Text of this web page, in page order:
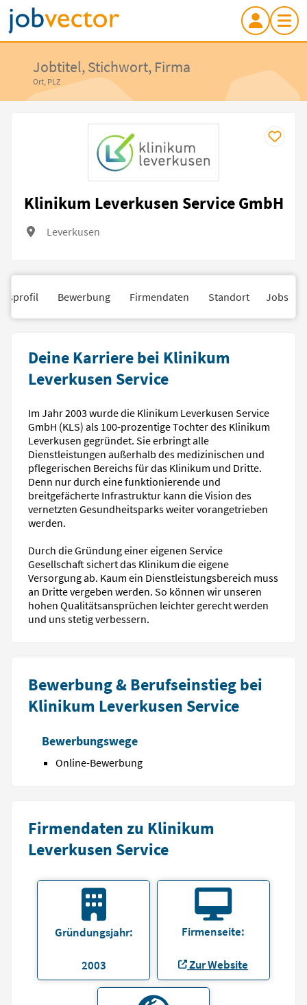
Jobtitel, Stichwort, Firma
Ort, PLZ
Klinikum Leverkusen Service GmbH
Leverkusen
Bewerbung Firmendaten Standort Jobs
Deine Karriere bei Klinikum
Leverkusen Service
Im Jahr 2003 wurde die Klinikum Leverkusen Service
GmbH (KLS) als 100-prozentige Tochter des Klinikum
Leverkusen gegründet. Sie erbringt alle
Dienstleistungen außerhalb des medizinischen und
pflegerischen Bereichs für das Klinikum und Dritte.
Denn nur durch eine funktionierende und
breitgefächerte Infrastruktur kann die Vision des
vernetzten Gesundheitsparks weiter vorangetrieben
werden.
Durch die Gründung einer eigenen Service
Gesellschaft sichert das Klinikum die eigene
Versorgung ab. Kaum ein Dienstleistungsbereich muss
an Dritte vergeben werden. So können wir unseren
hohen Qualitätsansprüchen leichter gerecht werden
und uns stetig verbessern.
Bewerbung & Berufseinstieg bei
Klinikum Leverkusen Service
Bewerbungswege
Online-Bewerbung
Firmendaten zu Klinikum
Leverkusen Service
Gründungsjahr:
2003
Firmenseite:
Zur Website